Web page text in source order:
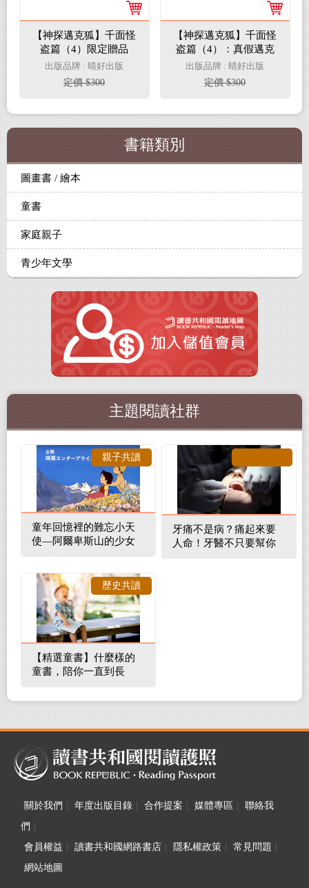
【神探邁克狐】千面怪
盗篇（4）限定贈品
版：真假邁克狐(首刷限
量加贈「人物IG情境透
卡」）
出版品牌 : 晴好出版
定價 $300
【神探邁克狐】千面怪
盗篇（4）：真假邁克
狐
出版品牌 : 晴好出版
定價 $300
書籍類別
圖畫書 / 繪本
童書
家庭親子
青少年文學
主題閱讀社群
童年回憶裡的難忘小天
使—阿爾卑斯山的少女
親子共讀
牙痛不是病？痛起來要
人命！牙醫不只要幫你
【精選童書】什麼樣的
童書，陪你一直到長
歷史共讀
關於我們 年度出版目錄 合作提案 媒體專區
聯絡我
們
會員權益
讀書共和國網路書店 隱私權政策 常見問題
網站地圖